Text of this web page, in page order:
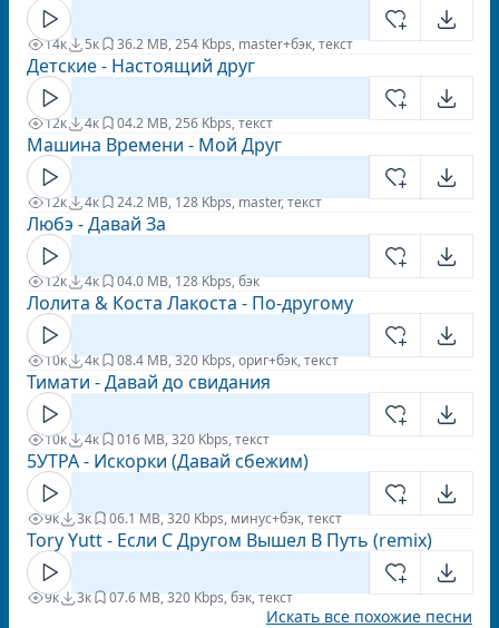
14к 5к 36.2 MB, 254 Kbps, master+бэк, текст
Детские - Настоящий друг
12к 4к 04.2 MB, 256 Kbps, текст
Машина Времени - Мой Друг
12к 4к 24.2 MB, 128 Kbps, master, текст
Любэ - Давай За
12к 4к 04.0 MB, 128 Kbps, бэк
Лолита & Коста Лакоста - По-другому
10к 4к 08.4 MB, 320 Kbps, ориг+бэк, текст
Тимати - Давай до свидания
10к 4к 016 MB, 320 Kbps, текст
5УТРА - Искорки (Давай сбежим)
9к 3к 06.1 MB, 320 Kbps, минус+бэк, текст
Tory Yutt - Если С Другом Вышел В Путь (remix)
9к 3к 07.6 MB, 320 Kbps, бэк, текст
Искать все похожие песни